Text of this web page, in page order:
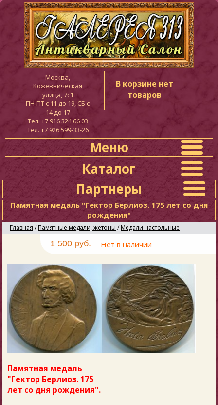
Москва,
Кожевническая
улица, 7с1
ПН-ПТ c 11 до 19, СБ с
14 до 17
Тел. +7 916 324 66 03
Тел. +7 926 599-33-26
В корзине нет
товаров
Меню
Каталог
Партнеры
Памятная медаль "Гектор Берлиоз. 175 лет со дня
рождения"
Главная / Памятные медали, жетоны / Медали настольные
1 500 руб. Нет в наличии
Памятная медаль
"Гектор Берлиоз. 175
лет со дня рождения".